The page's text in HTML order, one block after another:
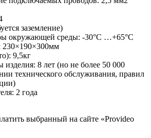
заземление)
окружающей среды: -30°С …+65°С
230×190×300мм
9,5кг
8 лет (но не более 50 000
технического обслуживания, правил
2 года
выбранный на сайте «Provideo